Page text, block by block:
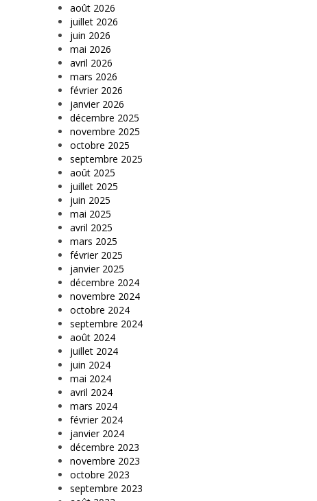
août 2026
juillet 2026
juin 2026
mai 2026
avril 2026
mars 2026
février 2026
janvier 2026
décembre 2025
novembre 2025
octobre 2025
septembre 2025
août 2025
juillet 2025
juin 2025
mai 2025
avril 2025
mars 2025
février 2025
janvier 2025
décembre 2024
novembre 2024
octobre 2024
septembre 2024
août 2024
juillet 2024
juin 2024
mai 2024
avril 2024
mars 2024
février 2024
janvier 2024
décembre 2023
novembre 2023
octobre 2023
septembre 2023